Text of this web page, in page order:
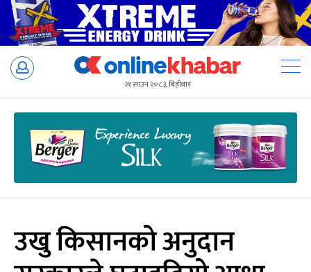
Skip
२१ साउन २०८३, बिहीबार
उखु किसानको अनुदान